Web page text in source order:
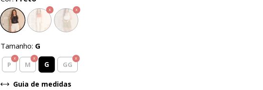
Tamanho: G
P M G GG
Guia de medidas